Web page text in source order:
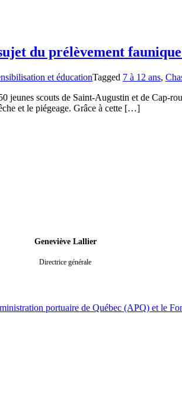
du prélèvement
et éducationTagged 7 à 12 ans,
scouts de Saint-Augustin et de Cap-
et le piégeage. Grâce à cette […]
Geneviève Lallier
Directrice générale
portuaire de Québec (APQ) et le